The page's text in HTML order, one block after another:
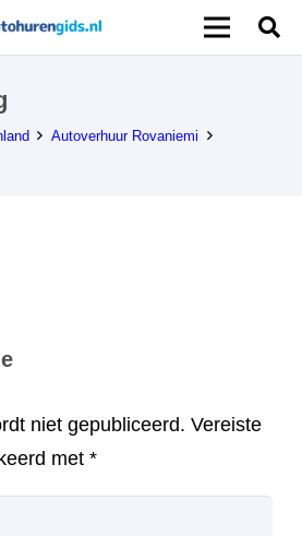
Autoverhuur Rovaniemi
niet gepubliceerd. Vereiste
met *